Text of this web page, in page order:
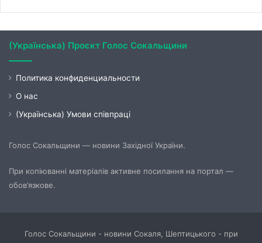
(Українська) Проєкт Голос Сокальщини
Политика конфиденциальности
О нас
(Українська) Умови співпраці
Голос Сокальщини — новини Західної України.
При копіюванні матеріалів активне посилання на портал —
обов’язкове.
Голос Сокальщини - новини Сокаля, Шептицького - при